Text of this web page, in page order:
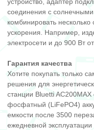
соединения с
комбинировать
ускорения. Например,
электросети и до 900 Вт
Гарантия качества
Хотите покупать только
решения для
станции Bluetti
фосфатный (LiFePO4)
емкости после 3500
ежедневной